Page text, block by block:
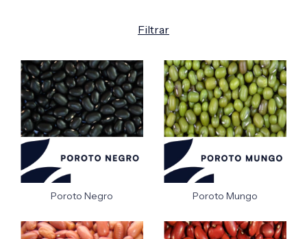
Filtrar
Poroto Negro Poroto Mungo